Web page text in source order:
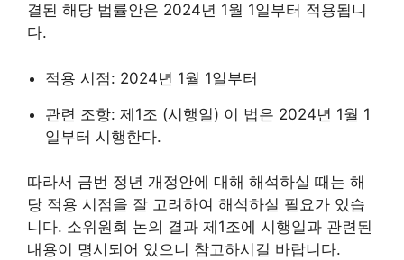
결된 해당 법률안은 2024년 1월 1일부터 적용됩니
다.
적용 시점: 2024년 1월 1일부터
관련 조항: 제1조 (시행일) 이 법은 2024년 1월 1
일부터 시행한다.
따라서 금번 정년 개정안에 대해 해석하실 때는 해
당 적용 시점을 잘 고려하여 해석하실 필요가 있습
니다. 소위원회 논의 결과 제1조에 시행일과 관련된
내용이 명시되어 있으니 참고하시길 바랍니다.